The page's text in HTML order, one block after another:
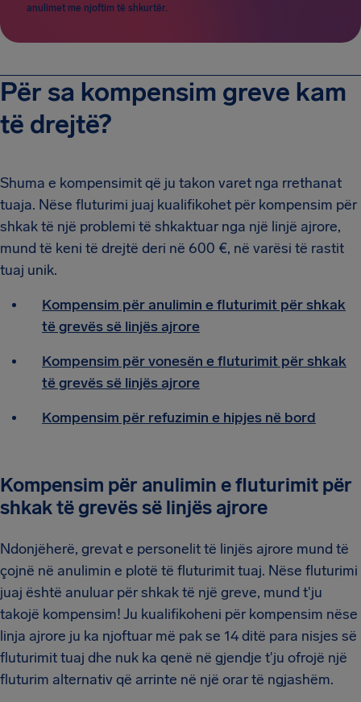
anulimet me njoftim të shkurtër.
Për sa kompensim greve kam
të drejtë?
Shuma e kompensimit që ju takon varet nga rrethanat
tuaja. Nëse fluturimi juaj kualifikohet për kompensim për
shkak të një problemi të shkaktuar nga një linjë ajrore,
mund të keni të drejtë deri në 600 €, në varësi të rastit
tuaj unik.
Kompensim për anulimin e fluturimit për shkak
të grevës së linjës ajrore
Kompensim për vonesën e fluturimit për shkak
të grevës së linjës ajrore
Kompensim për refuzimin e hipjes në bord
Kompensim për anulimin e fluturimit për
shkak të grevës së linjës ajrore
Ndonjëherë, grevat e personelit të linjës ajrore mund të
çojnë në anulimin e plotë të fluturimit tuaj. Nëse fluturimi
juaj është anuluar për shkak të një greve, mund t'ju
takojë kompensim! Ju kualifikoheni për kompensim nëse
linja ajrore ju ka njoftuar më pak se 14 ditë para nisjes së
fluturimit tuaj dhe nuk ka qenë në gjendje t'ju ofrojë një
fluturim alternativ që arrinte në një orar të ngjashëm.